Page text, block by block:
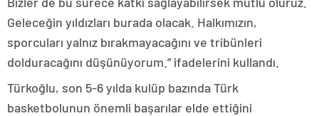
Geleceğin yıldızları burada olacak. Halkımızın,
sporcuları yalnız bırakmayacağını ve tribünleri
dolduracağını düşünüyorum.” ifadelerini kullandı.
Türkoğlu, son 5-6 yılda kulüp bazında Türk
basketbolunun önemli başarılar elde ettiğini